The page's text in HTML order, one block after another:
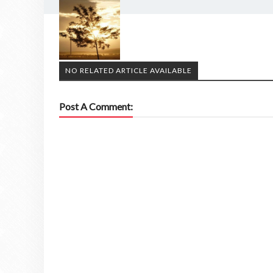
NO RELATED ARTICLE AVAILABLE
Post A Comment: